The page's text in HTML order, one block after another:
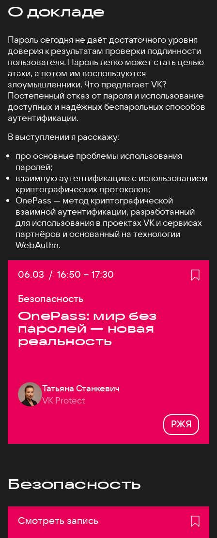
О докладе
Пароль сегодня не даёт достаточного уровня
доверия к результатам проверки подлинности
пользователя. Пароль легко может стать целью
атаки, а потом им воспользуются
злоумышленники. Что предлагает VK?
Постепенный отказ от пароля и использование
доступных и надёжных беспарольных способов
аутентификации.
В выступлении я расскажу:
про основные проблемы использования
паролей;
взаимную аутентификацию с использованием
криптографических протоколов;
OnePass — метод криптографической
взаимной аутентификации, разработанный
для использования в проектах VK и сервисах
партнёров и основанный на технологии
WebAuthn.
Дата:
06.03 / Начало:
16:50 – Конец:
17:30
Безопасность
OnePass: мир без
паролей — новая
реальность
Татьяна Станкевич
VK Protect
РЖЯ
Безопасность
Смотреть запись